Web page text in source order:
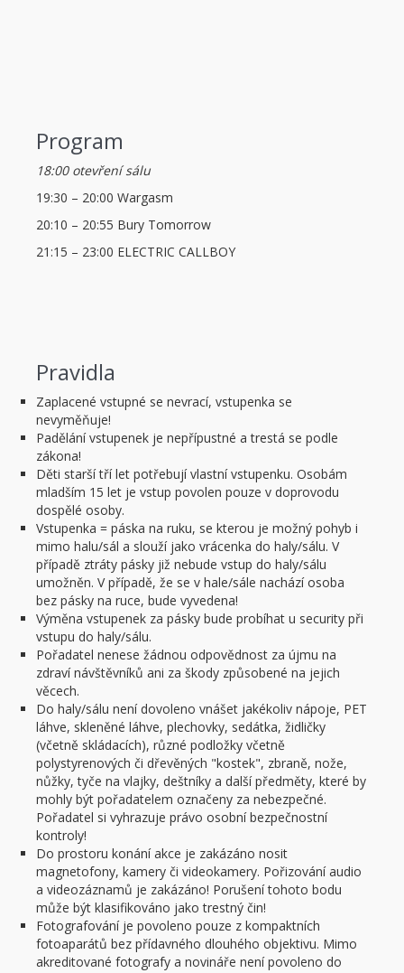
Program
18:00 otevření sálu
19:30 – 20:00 Wargasm
20:10 – 20:55 Bury Tomorrow
21:15 – 23:00 ELECTRIC CALLBOY
Pravidla
Zaplacené vstupné se nevrací, vstupenka se
nevyměňuje!
Padělání vstupenek je nepřípustné a trestá se podle
zákona!
Děti starší tří let potřebují vlastní vstupenku. Osobám
mladším 15 let je vstup povolen pouze v doprovodu
dospělé osoby.
Vstupenka = páska na ruku, se kterou je možný pohyb i
mimo halu/sál a slouží jako vrácenka do haly/sálu. V
případě ztráty pásky již nebude vstup do haly/sálu
umožněn. V případě, že se v hale/sále nachází osoba
bez pásky na ruce, bude vyvedena!
Výměna vstupenek za pásky bude probíhat u security při
vstupu do haly/sálu.
Pořadatel nenese žádnou odpovědnost za újmu na
zdraví návštěvníků ani za škody způsobené na jejich
věcech.
Do haly/sálu není dovoleno vnášet jakékoliv nápoje, PET
láhve, skleněné láhve, plechovky, sedátka, židličky
(včetně skládacích), různé podložky včetně
polystyrenových či dřevěných "kostek", zbraně, nože,
nůžky, tyče na vlajky, deštníky a další předměty, které by
mohly být pořadatelem označeny za nebezpečné.
Pořadatel si vyhrazuje právo osobní bezpečnostní
kontroly!
Do prostoru konání akce je zakázáno nosit
magnetofony, kamery či videokamery. Pořizování audio
a videozáznamů je zakázáno! Porušení tohoto bodu
může být klasifikováno jako trestný čin!
Fotografování je povoleno pouze z kompaktních
fotoaparátů bez přídavného dlouhého objektivu. Mimo
akreditované fotografy a novináře není povoleno do